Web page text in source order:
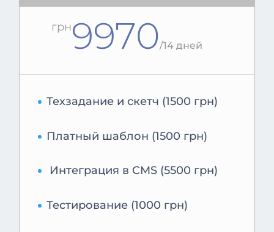
грн9970/14 дней
Техзадание и скетч (1500 грн)
Платный шаблон (1500 грн)
Интеграция в CMS (5500 грн)
Тестирование (1000 грн)